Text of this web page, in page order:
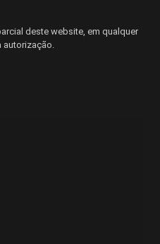
deste website, em qualquer
autorização.